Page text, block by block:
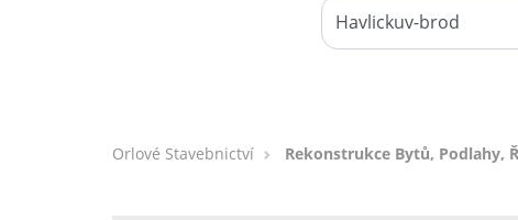
Orlové Stavebnictví Rekonstrukce Bytů, Podlahy,